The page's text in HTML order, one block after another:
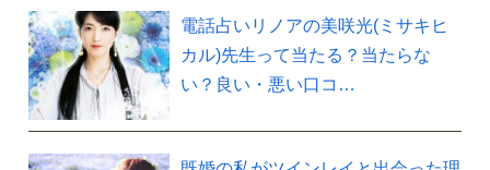
電話占いリノアの美咲光(ミサキヒ
カル)先生って当たる？当たらな
い？良い・悪い口コ…